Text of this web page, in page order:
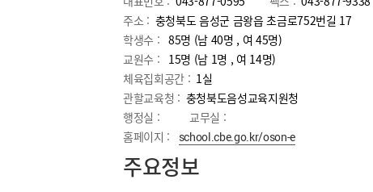
주소 : 충청북도 음성군 금왕읍 초금로752번길 17
학생수 : 85명 (남 40명 , 여 45명)
교원수 : 15명 (남 1명 , 여 14명)
체육집회공간 : 1실
관할교육청 : 충청북도음성교육지원청
행정실 :
교무실 :
홈페이지 :
school.cbe.go.kr/oson-e
주요정보